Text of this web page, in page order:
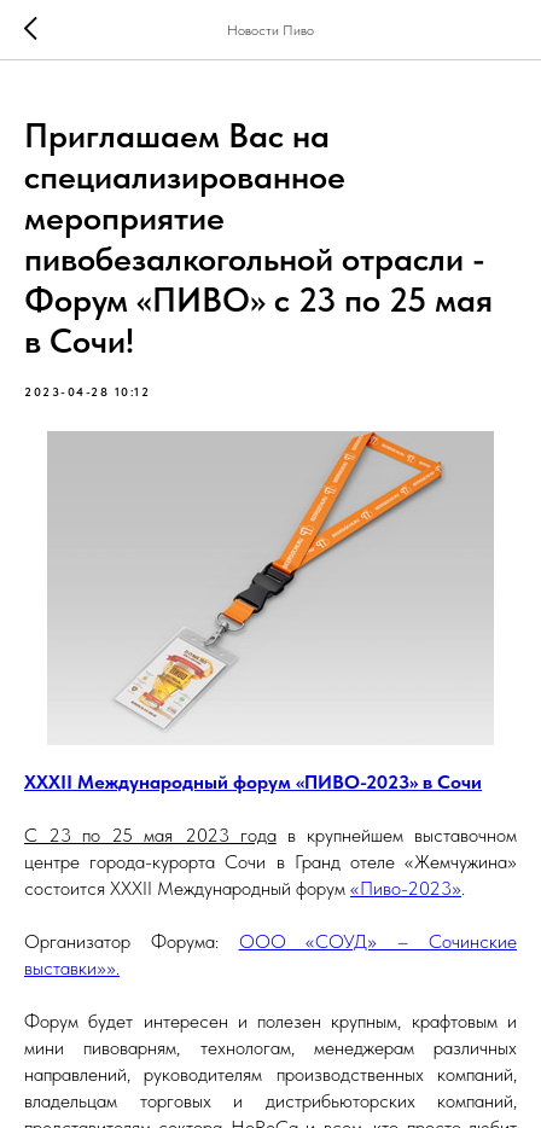
Новости Пиво
Приглашаем Вас на
специализированное
мероприятие
пивобезалкогольной отрасли -
Форум «ПИВО» с 23 по 25 мая
в Сочи!
2023-04-28 10:12
XХXII Международный форум «ПИВО-2023» в Сочи
С 23 по 25 мая 2023 годав крупнейшем выставочном
центре города-курорта Сочи в Гранд отеле «Жемчужина»
состоится XХXII Международный форум «Пиво-2023».
Организатор Форума: ООО «СОУД» – Сочинские
выставки»».
Форум будет интересен и полезен крупным, крафтовым и
мини пивоварням, технологам, менеджерам различных
направлений, руководителям производственных компаний,
владельцам торговых и дистрибьюторских компаний,